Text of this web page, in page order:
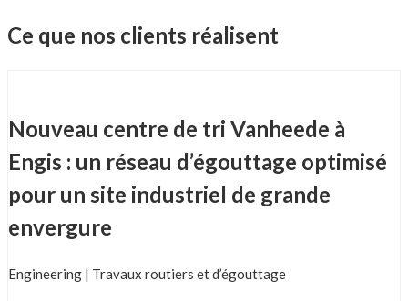
Ce que nos clients réalisent
Nouveau centre de tri Vanheede à
Engis : un réseau d’égouttage optimisé
pour un site industriel de grande
envergure
Engineering | Travaux routiers et d’égouttage